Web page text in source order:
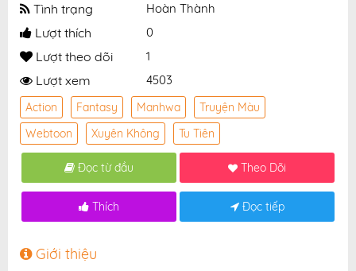
Tình trạng Hoàn Thành
Lượt thích 0
Lượt theo dõi 1
Lượt xem 4503
Action Fantasy Manhwa
Truyện Màu
Webtoon
Xuyên Không Tu Tiên
Đọc từ đầu Theo Dõi
Thích Đọc tiếp
Giới thiệu